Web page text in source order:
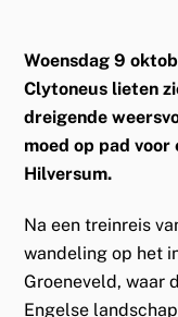
Woensdag 9
Clytoneus lieten
dreigende
moed op pad voor
Hilversum.
Na een treinreis
wandeling op het
Groeneveld, waar
Engelse